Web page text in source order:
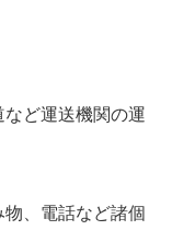
ど運送機関の運
、電話など諸個